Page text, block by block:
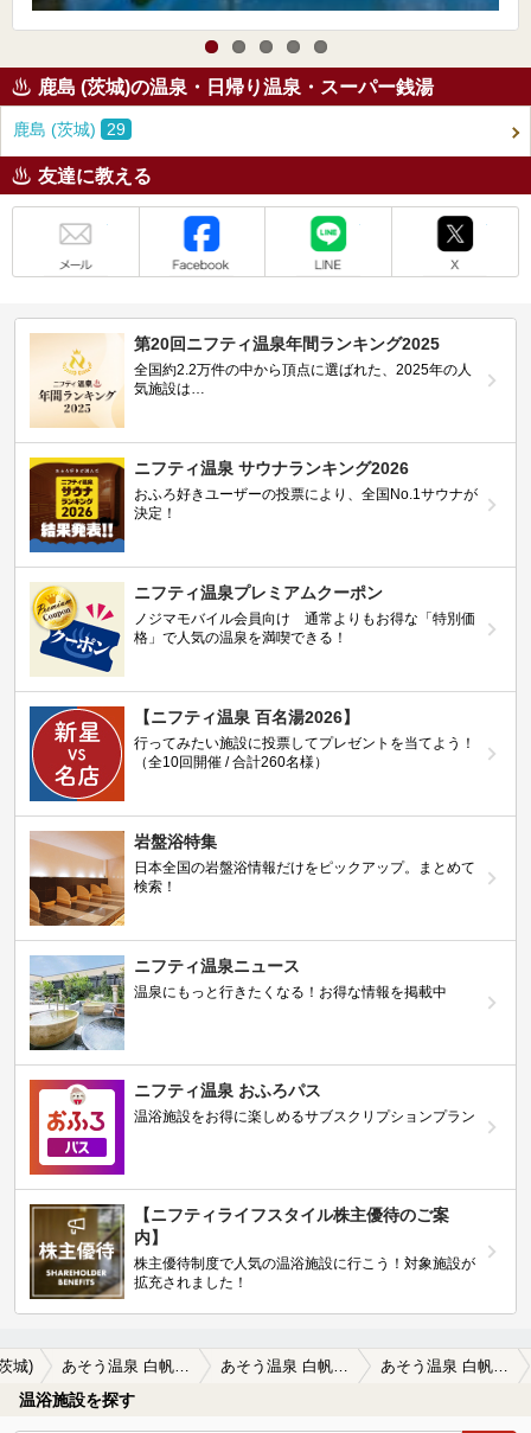
鹿島 (茨城)の温泉・日帰り温泉・スーパー銭湯
鹿島 (茨城) 29
友達に教える
第20回ニフティ温泉年間ランキング2025
全国約2.2万件の中から頂点に選ばれた、2025年の人
気施設は…
ニフティ温泉 サウナランキング2026
おふろ好きユーザーの投票により、全国No.1サウナが
決定！
ニフティ温泉プレミアムクーポン
ノジマモバイル会員向け 通常よりもお得な「特別価
格」で人気の温泉を満喫できる！
【ニフティ温泉 百名湯2026】
行ってみたい施設に投票してプレゼントを当てよう！
（全10回開催 / 合計260名様）
岩盤浴特集
日本全国の岩盤浴情報だけをピックアップ。まとめて
検索！
ニフティ温泉ニュース
温泉にもっと行きたくなる！お得な情報を掲載中
ニフティ温泉 おふろパス
温浴施設をお得に楽しめるサブスクリプションプラン
【ニフティライフスタイル株主優待のご案
内】
株主優待制度で人気の温浴施設に行こう！対象施設が
拡充されました！
城) あそう温泉 白帆の湯（しらほのゆ）の口コミ 施設からの眺めは最高。客層は最低。特に…
温浴施設を探す